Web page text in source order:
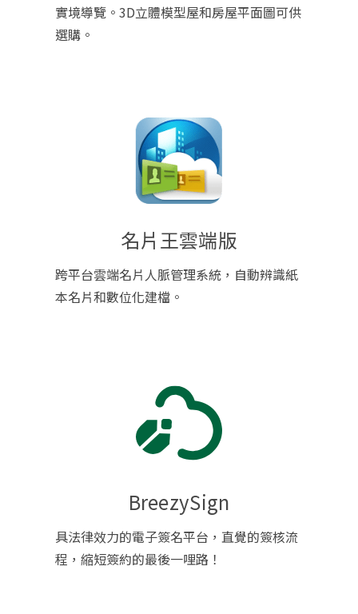
實境導覽。3D立體模型屋和房屋平面圖可供
選購。
名片王雲端版
跨平台雲端名片人脈管理系統，自動辨識紙
本名片和數位化建檔。
BreezySign
具法律效力的電子簽名平台，直覺的簽核流
程，縮短簽約的最後一哩路！